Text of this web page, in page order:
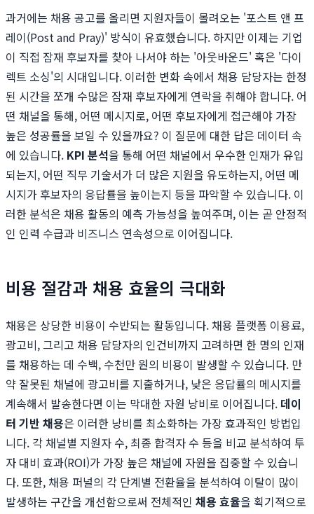
과거에는 채용 공고를 올리면 지원자들이 몰려오는 '포스트 앤 프
레이(Post and Pray)' 방식이 유효했습니다. 하지만 이제는 기업
이 직접 잠재 후보자를 찾아 나서야 하는 '아웃바운드' 혹은 '다이
렉트 소싱'의 시대입니다. 이러한 변화 속에서 채용 담당자는 한정
된 시간을 쪼개 수많은 잠재 후보자에게 연락을 취해야 합니다. 어
떤 채널을 통해, 어떤 메시지로, 어떤 후보자에게 접근해야 가장
높은 성공률을 보일 수 있을까요? 이 질문에 대한 답은 데이터 속
에 있습니다. KPI 분석을 통해 어떤 채널에서 우수한 인재가 유입
되는지, 어떤 직무 기술서가 더 많은 지원을 유도하는지, 어떤 메
시지가 후보자의 응답률을 높이는지 등을 파악할 수 있습니다. 이
러한 분석은 채용 활동의 예측 가능성을 높여주며, 이는 곧 안정적
인 인력 수급과 비즈니스 연속성으로 이어집니다.
비용 절감과 채용 효율의 극대화
채용은 상당한 비용이 수반되는 활동입니다. 채용 플랫폼 이용료,
광고비, 그리고 채용 담당자의 인건비까지 고려하면 한 명의 인재
를 채용하는 데 수백, 수천만 원의 비용이 발생할 수 있습니다. 만
약 잘못된 채널에 광고비를 지출하거나, 낮은 응답률의 메시지를
계속해서 발송한다면 이는 막대한 자원 낭비로 이어집니다. 데이
터 기반 채용은 이러한 낭비를 최소화하는 가장 효과적인 방법입
니다. 각 채널별 지원자 수, 최종 합격자 수 등을 비교 분석하여 투
자 대비 효과(ROI)가 가장 높은 채널에 자원을 집중할 수 있습니
다. 또한, 채용 퍼널의 각 단계별 전환율을 분석하여 이탈이 많이
발생하는 구간을 개선함으로써 전체적인 채용 효율을 획기적으로